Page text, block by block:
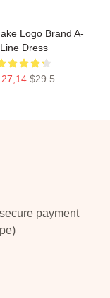
Logo Brand A-
Line Dress
$29.5
payment